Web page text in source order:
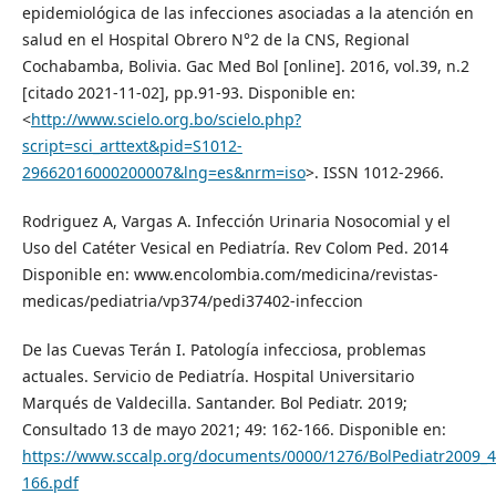
epidemiológica de las infecciones asociadas a la atención en
salud en el Hospital Obrero N°2 de la CNS, Regional
Cochabamba, Bolivia. Gac Med Bol [online]. 2016, vol.39, n.2
[citado 2021-11-02], pp.91-93. Disponible en:
<http://www.scielo.org.bo/scielo.php?
script=sci_arttext&pid=S1012-
29662016000200007&lng=es&nrm=iso>. ISSN 1012-2966.
Rodriguez A, Vargas A. Infección Urinaria Nosocomial y el
Uso del Catéter Vesical en Pediatría. Rev Colom Ped. 2014
Disponible en: www.encolombia.com/medicina/revistas-
medicas/pediatria/vp374/pedi37402-infeccion
De las Cuevas Terán I. Patología infecciosa, problemas
actuales. Servicio de Pediatría. Hospital Universitario
Marqués de Valdecilla. Santander. Bol Pediatr. 2019;
Consultado 13 de mayo 2021; 49: 162-166. Disponible en:
https://www.sccalp.org/documents/0000/1276/
166.pdf